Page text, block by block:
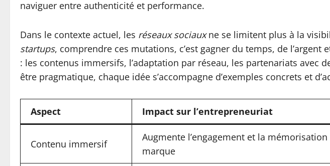
naviguer entre authenticité et performance.
Dans le contexte actuel, les réseaux sociauxne se limitent plus à la
startups, comprendre ces mutations, c’est gagner du temps, de
: les contenus immersifs, l’adaptation par réseau, les partenariats avec
être pragmatique, chaque idée s’accompagne d’exemples concrets et
Aspect Impact sur l’entrepreneuriat
Contenu immersif
Augmente l’engagement et la mémorisation
marque